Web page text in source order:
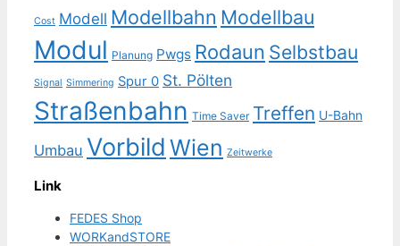
Cost Modell Modellbahn Modellbau
Modul Planung Pwgs Rodaun Selbstbau
Signal Simmering Spur 0 St. Pölten
Straßenbahn Time Saver Treffen U-Bahn
Umbau Vorbild Wien Zeitwerke
Link
FEDES Shop
WORKandSTORE